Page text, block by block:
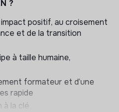
de Leeen en
cibles, ses missions
des objectifs spécifiques
d’information, approche
des besoins, prise de
base qualifiée ou de
?
positif, au croisement
et de la transition
à taille humaine,
formateur et d’une
rapide
à la clé